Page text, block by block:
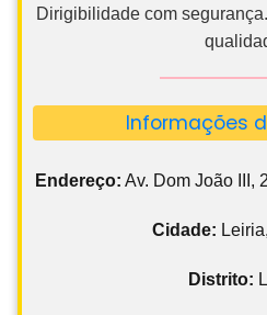
Dirigibilidade com
Informações
Endereço: Av. Dom João III,
Cidade:
Distrito: